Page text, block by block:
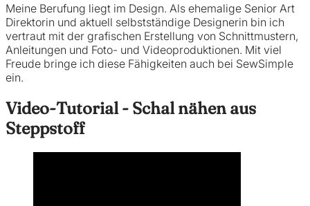
Meine Berufung liegt im Design. Als ehemalige Senior Art
Direktorin und aktuell selbstständige Designerin bin ich
vertraut mit der grafischen Erstellung von Schnittmustern,
Anleitungen und Foto- und Videoproduktionen. Mit viel
Freude bringe ich diese Fähigkeiten auch bei SewSimple
ein.
Video-Tutorial - Schal nähen aus
Steppstoff